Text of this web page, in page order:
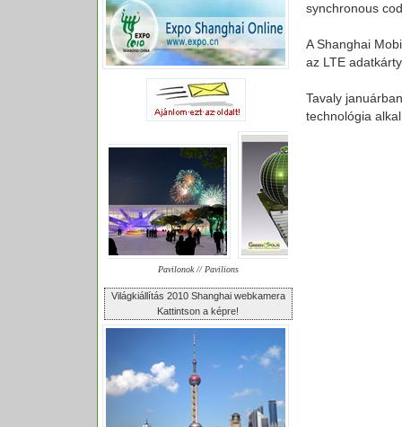
Pavilonok // Pavilions
Világkiállítás 2010 Shanghai webkamera
Kattintson a képre!
synchronous
A Shanghai
az LTE
Tavaly
technológia